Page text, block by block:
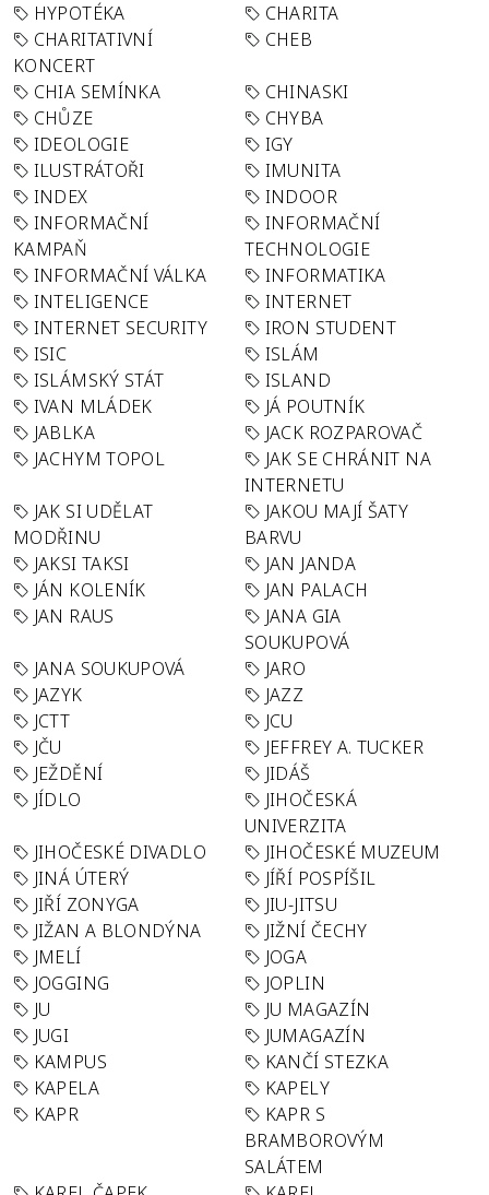
HYPOTÉKA
CHARITA
CHARITATIVNÍ
KONCERT
CHEB
CHIA SEMÍNKA
CHINASKI
CHŮZE
CHYBA
IDEOLOGIE
IGY
ILUSTRÁTOŘI
IMUNITA
INDEX
INDOOR
INFORMAČNÍ
KAMPAŇ
INFORMAČNÍ
TECHNOLOGIE
INFORMAČNÍ VÁLKA
INFORMATIKA
INTELIGENCE
INTERNET
INTERNET SECURITY
IRON STUDENT
ISIC
ISLÁM
ISLÁMSKÝ STÁT
ISLAND
IVAN MLÁDEK
JÁ POUTNÍK
JABLKA
JACK ROZPAROVAČ
JACHYM TOPOL
JAK SE CHRÁNIT NA
INTERNETU
JAK SI UDĚLAT
MODŘINU
JAKOU MAJÍ ŠATY
BARVU
JAKSI TAKSI
JAN JANDA
JÁN KOLENÍK
JAN PALACH
JAN RAUS
JANA GIA
SOUKUPOVÁ
JANA SOUKUPOVÁ
JARO
JAZYK
JAZZ
JCTT
JCU
JČU
JEFFREY A. TUCKER
JEŽDĚNÍ
JIDÁŠ
JÍDLO
JIHOČESKÁ
UNIVERZITA
JIHOČESKÉ DIVADLO
JIHOČESKÉ MUZEUM
JINÁ ÚTERÝ
JÍŘÍ POSPÍŠIL
JIŘÍ ZONYGA
JIU-JITSU
JIŽAN A BLONDÝNA
JIŽNÍ ČECHY
JMELÍ
JOGA
JOGGING
JOPLIN
JU
JU MAGAZÍN
JUGI
JUMAGAZÍN
KAMPUS
KANČÍ STEZKA
KAPELA
KAPELY
KAPR
KAPR S
BRAMBOROVÝM
SALÁTEM